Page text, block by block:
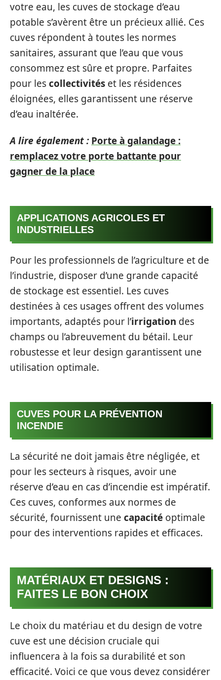
votre eau, les cuves de stockage d’eau
potable s’avèrent être un précieux allié. Ces
cuves répondent à toutes les normes
sanitaires, assurant que l’eau que vous
consommez est sûre et propre. Parfaites
pour lescollectivités et les résidences
éloignées, elles garantissent une réserve
d’eau inaltérée.
A lire également : Porte à galandage :
remplacez votre porte battante pour
gagner de la place
APPLICATIONS AGRICOLES ET
INDUSTRIELLES
Pour les professionnels de l’agriculture et de
l’industrie, disposer d’une grande capacité
de stockage est essentiel. Les cuves
destinées à ces usages offrent des volumes
importants, adaptés pour l’irrigation des
champs ou l’abreuvement du bétail. Leur
robustesse et leur design garantissent une
utilisation optimale.
CUVES POUR LA PRÉVENTION
INCENDIE
La sécurité ne doit jamais être négligée, et
pour les secteurs à risques, avoir une
réserve d’eau en cas d’incendie est impératif.
Ces cuves, conformes aux normes de
sécurité, fournissent une capacité optimale
pour des interventions rapides et efficaces.
MATÉRIAUX ET DESIGNS :
FAITES LE BON CHOIX
Le choix du matériau et du design de votre
cuve est une décision cruciale qui
influencera à la fois sa durabilité et son
efficacité. Voici ce que vous devez considérer